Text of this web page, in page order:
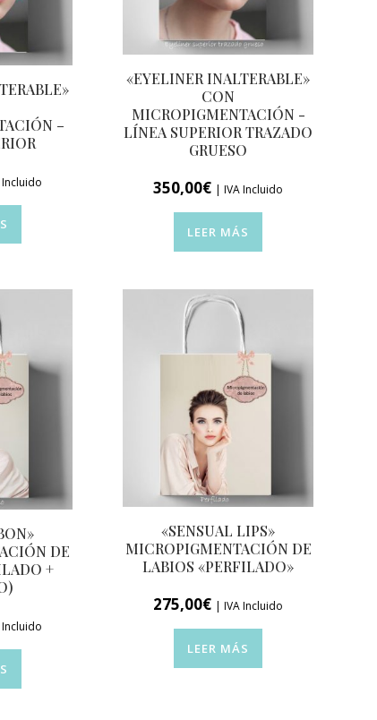
–
Incluido
«EYELINER INALTERABLE»
CON
MICROPIGMENTACIÓN -
LÍNEA SUPERIOR TRAZADO
GRUESO
350,00€ | IVA Incluido
LEER MÁS
DE
+
Incluido
«SENSUAL LIPS»
MICROPIGMENTACIÓN DE
LABIOS «PERFILADO»
275,00€ | IVA Incluido
LEER MÁS